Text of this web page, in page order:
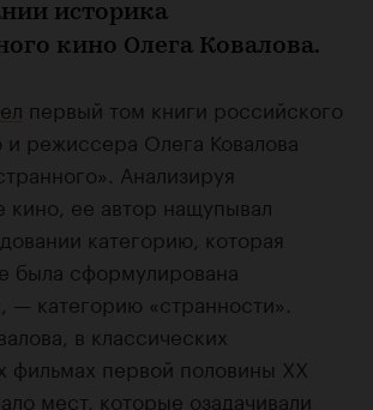
историка
кино Олега Ковалова.
первый том книги российского
и режиссера Олега Ковалова
Анализируя
кино, ее автор нащупывал
категорию, которая
была сформулирована
— категорию «странности».
в классических
фильмах первой половины XX
мест, которые озадачивали